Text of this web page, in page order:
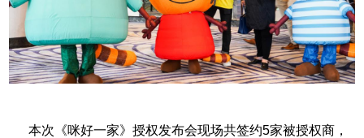
本次《咪好一家》授权发布会现场共签约5家被授权商，